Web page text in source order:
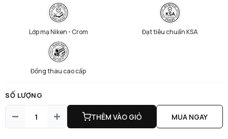
Lớp mạ Niken - Crom Đạt tiêu chuẩn KSA
Đồng thau cao cấp
SỐ LƯỢNG
THÊM VÀO GIỎ MUA NGAY